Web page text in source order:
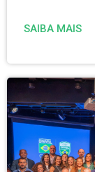
SAIBA MAIS